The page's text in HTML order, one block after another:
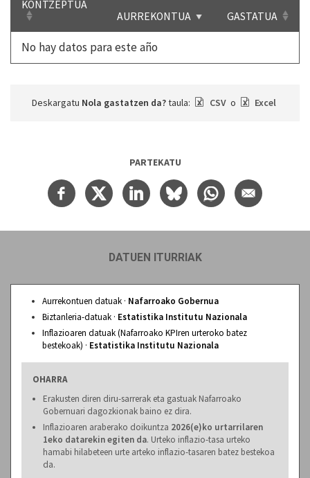
KONTZEPTUA
AURREKONTUA
GASTATUA
No hay datos para este año
Deskargatu Nola gastatzen da?taula: CSV o Excel
PARTEKATU
DATUEN ITURRIAK
Aurrekontuen datuak · Nafarroako Gobernua
Biztanleria-datuak · Estatistika Institutu Nazionala
Inflazioaren datuak (Nafarroako KPIren urteroko batez
bestekoak) · Estatistika Institutu Nazionala
OHARRA
Erakusten diren diru-sarrerak eta gastuak Nafarroako
Gobernuari dagozkionak baino ez dira.
Inflazioaren araberako doikuntza 2026(e)ko urtarrilaren
1eko datarekin egiten da. Urteko inflazio-tasa urteko
hamabi hilabeteen urte arteko inflazio-tasaren batez bestekoa
da.